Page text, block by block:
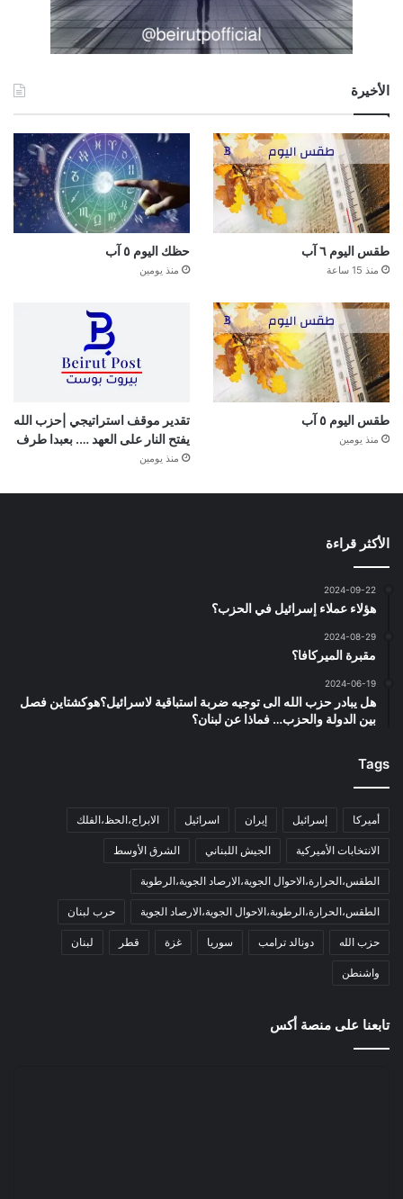
الأخيرة
طقس اليوم ٦ آب
منذ 15 ساعة
حظك اليوم ٥ آب
منذ يومين
طقس اليوم ٥ آب
منذ يومين
تقدير موقف استراتيجي |حزب الله
يفتح النار على العهد …. بعبدا طرف
منذ يومين
الأكثر قراءة
2024-09-22
هؤلاء عملاء إسرائيل في الحزب؟
2024-08-29
مقبرة الميركافا؟
2024-06-19
هل يبادر حزب الله الى توجيه ضربة استباقية لاسرائيل؟هوكشتاين فصل
بين الدولة والحزب… فماذا عن لبنان؟
Tags
أميركا إسرائيل إيران اسرائيل الابراج،الحظ،الفلك
الانتخابات الأميركية الجيش اللبناني الشرق الأوسط
الطقس،الحرارة،الاحوال الجوية،الارصاد الجوية،الرطوبة
الطقس،الحرارة،الرطوبة،الاحوال الجوية،الارصاد الجوية حرب لبنان
حزب الله دونالد ترامب سوريا غزة قطر لبنان
واشنطن
تابعنا على منصة أكس